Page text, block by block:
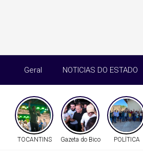
Geral NOTICIAS DO ESTADO
TOCANTINS Gazeta do Bico POLÍTICA